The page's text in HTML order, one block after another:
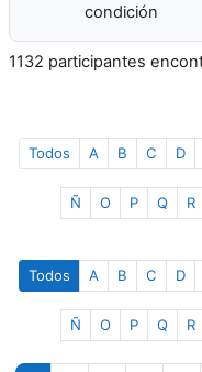
condición
1132 participantes
Todos A B C D
Ñ O P Q R
Todos A B C D
Ñ O P Q R